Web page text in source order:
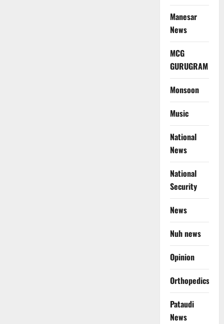
Manesar
News
MCG
GURUGRAM
Monsoon
Music
National
News
National
Security
News
Nuh news
Opinion
Orthopedics
Pataudi
News